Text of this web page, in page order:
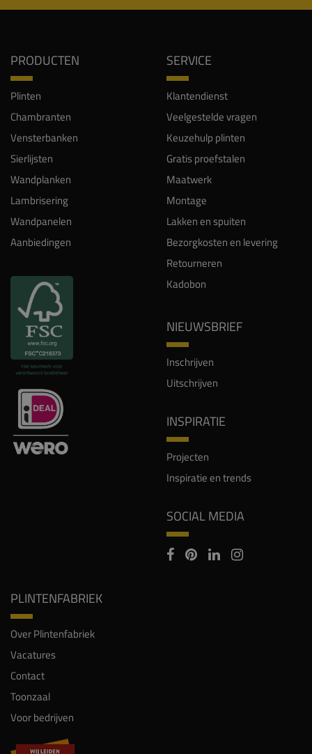
PRODUCTEN
Plinten
Chambranten
Vensterbanken
Sierlijsten
Wandplanken
Lambrisering
Wandpanelen
Aanbiedingen
SERVICE
Klantendienst
Veelgestelde vragen
Keuzehulp plinten
Gratis proefstalen
Maatwerk
Montage
Lakken en spuiten
Bezorgkosten en levering
Retourneren
Kadobon
NIEUWSBRIEF
Inschrijven
Uitschrijven
INSPIRATIE
Projecten
Inspiratie en trends
SOCIAL MEDIA
PLINTENFABRIEK
Over Plintenfabriek
Vacatures
Contact
Toonzaal
Voor bedrijven